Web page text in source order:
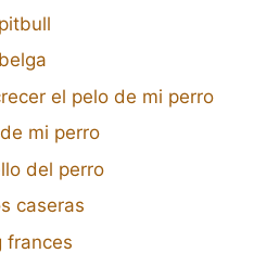
el pelo de mi perro
mi perro
del perro
caseras
frances